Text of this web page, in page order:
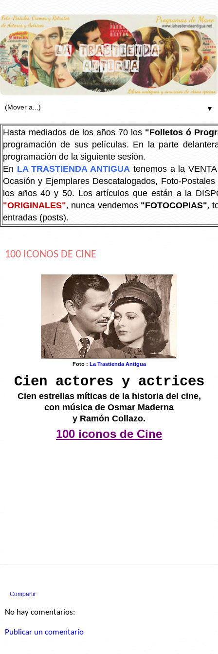
▼
Hasta mediados de los años 70 los "Folletos ó
programación de sus películas. En la parte
programación de la siguiente sesión.
En LA TRASTIENDA ANTIGUA tenemos a la
Ocasión y Ejemplares Descatalogados, Foto-
los años 40 y 50. Los artículos que están a la
"ORIGINALES", nunca vendemos "FOTOCOPIAS",
entradas (posts).
100 ICONOS DE CINE
Foto : La Trastienda Antigua
Cien actores y actrices
Cien estrellas míticas de la historia del cine,
con música de Osmar Maderna
y Ramón Collazo.
100 iconos de Cine
Compartir
No hay comentarios:
Publicar un comentario